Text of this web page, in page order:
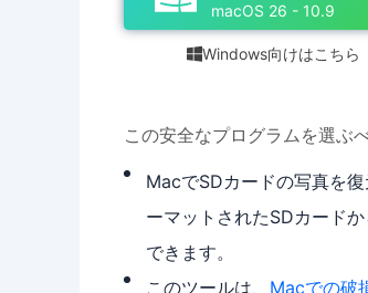
macOS 26 - 10.9
Windows向けはこちら
この安全なプログラムを選ぶ
MacでSDカードの写真を
ーマットされたSDカード
できます。
このツールは、 Macでの破